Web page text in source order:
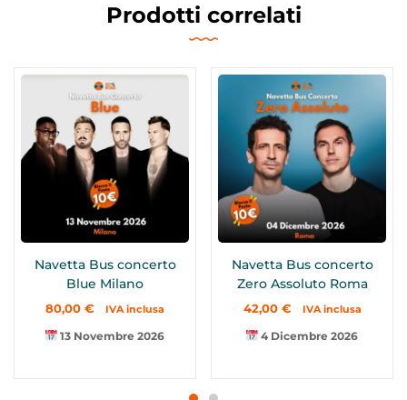
Prodotti correlati
Navetta Bus concerto
Blue Milano
80,00 € IVA inclusa
13 Novembre 2026
Navetta Bus concerto
Zero Assoluto Roma
42,00 € IVA inclusa
4 Dicembre 2026